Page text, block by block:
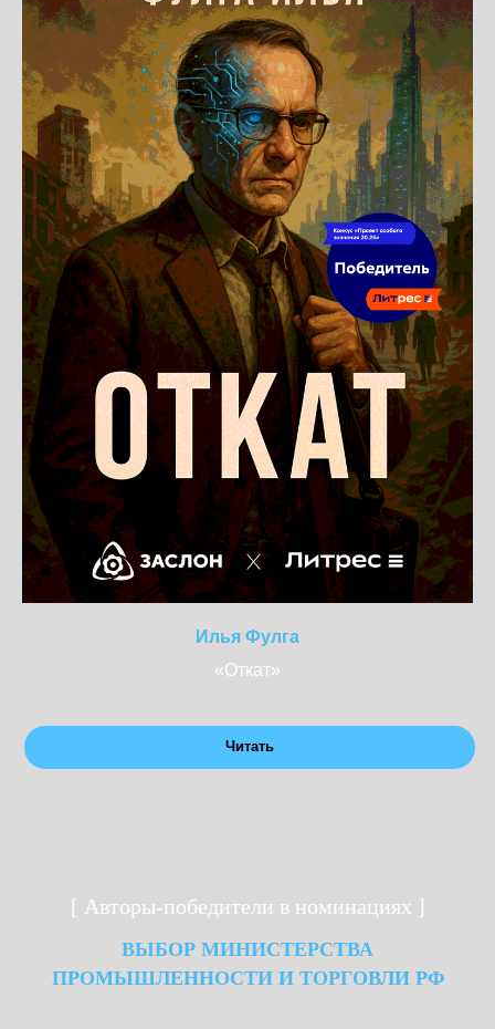
Илья Фулга
«Откат»
Читать
[ Авторы-победители в номинациях ]
ВЫБОР МИНИСТЕРСТВА
ПРОМЫШЛЕННОСТИ И ТОРГОВЛИ РФ